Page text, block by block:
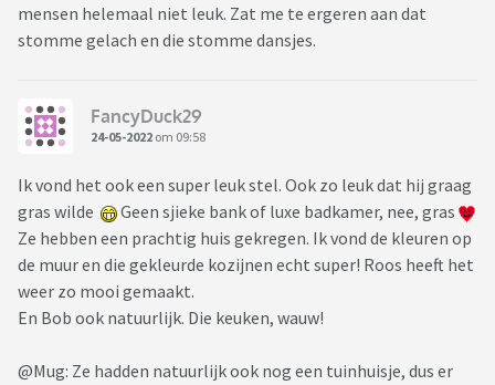
mensen helemaal niet leuk. Zat me te ergeren aan dat
stomme gelach en die stomme dansjes.
FancyDuck29
24-05-2022 om 09:58
Ik vond het ook een super leuk stel. Ook zo leuk dat hij graag
gras wilde
Geen sjieke bank of luxe badkamer, nee, gras
Ze hebben een prachtig huis gekregen. Ik vond de kleuren op
de muur en die gekleurde kozijnen echt super! Roos heeft het
weer zo mooi gemaakt.
En Bob ook natuurlijk. Die keuken, wauw!
@Mug: Ze hadden natuurlijk ook nog een tuinhuisje, dus er